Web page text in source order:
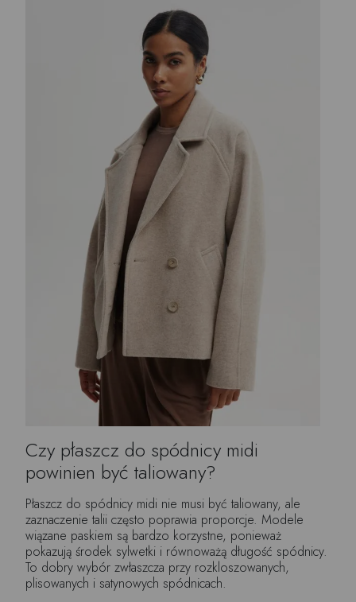
Czy płaszcz do spódnicy midi
powinien być taliowany?
Płaszcz do spódnicy midi nie musi być taliowany, ale
zaznaczenie talii często poprawia proporcje. Modele
wiązane paskiem są bardzo korzystne, ponieważ
pokazują środek sylwetki i równoważą długość spódnicy.
To dobry wybór zwłaszcza przy rozkloszowanych,
plisowanych i satynowych spódnicach.